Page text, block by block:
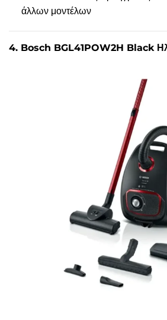
άλλων μοντέλων
4. Bosch BGL41POW2H Black